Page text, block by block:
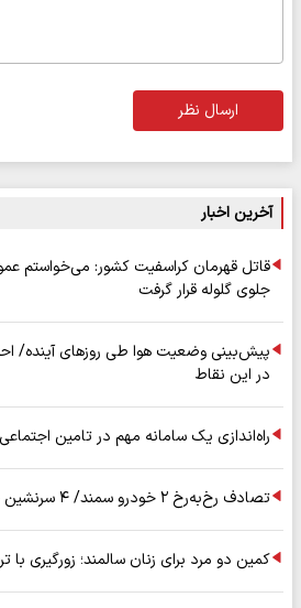
ارسال نظر
آخرین اخبار
قاتل قهرمان کراسفیت کشور: می‌خواستم
جلوی گلوله قرار گرفت
پیش‌بینی وضعیت هوا طی روزهای آینده/
در این نقاط
راه‌اندازی یک سامانه مهم در تامین اجتماعی
تصادف رخ‌به‌رخ ۲ خودرو سمند/ ۴ سرنشین جان باختند
کمین دو مرد برای زنان سالمند؛ زورگیری با